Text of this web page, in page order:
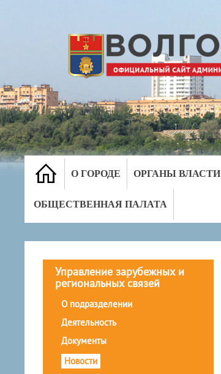
О ГОРОДЕ ОРГАНЫ ВЛАСТИ
ОБЩЕСТВЕННАЯ ПАЛАТА
Управление зарубежных и
региональных связей
О подразделении
Деятельность
Документы
Новости